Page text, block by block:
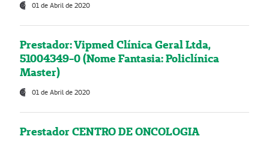
01 de Abril de 2020
Prestador: Vipmed Clínica Geral Ltda,
51004349-0 (Nome Fantasia: Policlínica
Master)
01 de Abril de 2020
Prestador CENTRO DE ONCOLOGIA